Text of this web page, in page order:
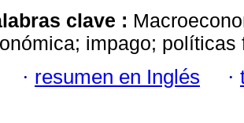
clave :
impago; políticas
· resumen en Inglés ·